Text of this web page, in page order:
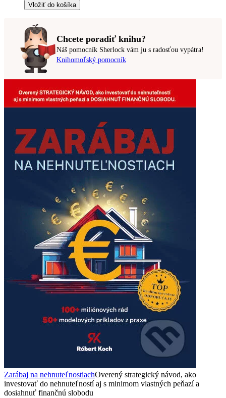
Vložiť do košíka
Chcete poradiť knihu?
Náš pomocník Sherlock vám ju s radosťou vypátra!
Knihomoľský pomocník
Zarábaj na nehnuteľnostiachOverený strategický návod, ako
investovať do nehnuteľností aj s minimom vlastných peňazí a
dosiahnuť finančnú slobodu